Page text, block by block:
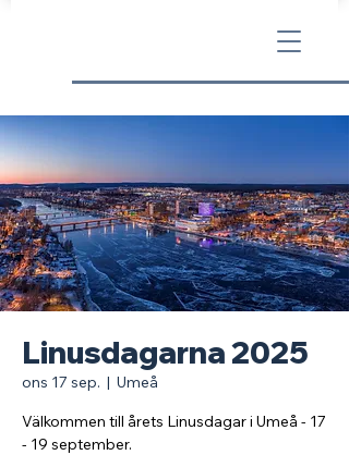
Linusdagarna 2025
ons 17 sep.
  |
Umeå
Välkommen till årets Linusdagar i Umeå - 17
- 19 september.